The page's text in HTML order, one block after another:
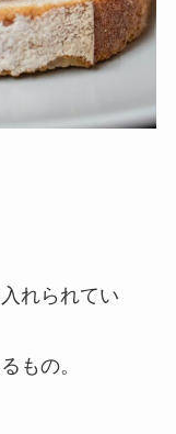
れられてい
もの。